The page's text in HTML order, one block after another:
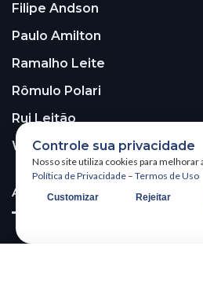
Filipe Andson
Paulo Amilton
Ramalho Leite
Rômulo Polari
Rui Leitão
Walter Santos
ASSINE A NOSSA NEWSLETTER!
Controle sua privacidade
Nosso site utiliza cookies para melhorar
Política de Privacidade – Termos de Uso
Customizar Rejeitar